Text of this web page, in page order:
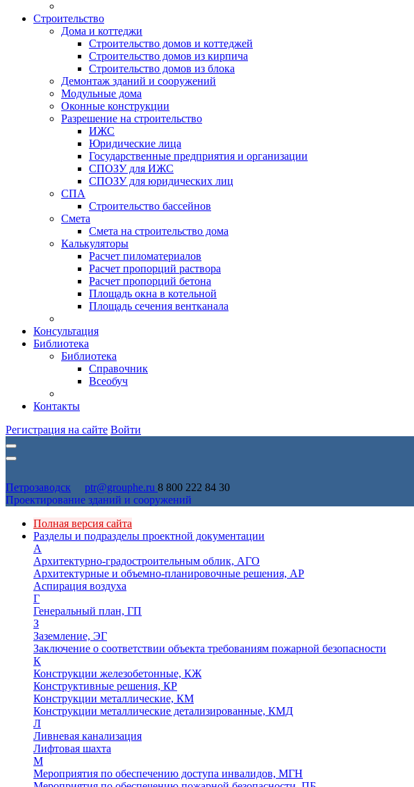
Строительство
Дома и коттеджи
Строительство домов и коттеджей
Строительство домов из кирпича
Строительство домов из блока
Демонтаж зданий и сооружений
Модульные дома
Оконные конструкции
Разрешение на строительство
ИЖС
Юридические лица
Государственные предприятия и организации
СПОЗУ для ИЖС
СПОЗУ для юридических лиц
СПА
Строительство бассейнов
Смета
Смета на строительство дома
Калькуляторы
Расчет пиломатериалов
Расчет пропорций раствора
Расчет пропорций бетона
Площадь окна в котельной
Площадь сечения вентканала
Консультация
Библиотека
Библиотека
Справочник
Всеобуч
Контакты
Регистрация на сайте Войти
Петрозаводск ptr@grouphe.ru 8 800 222 84 30
Проектирование зданий и сооружений
Полная версия сайта
Разделы и подразделы проектной документации
А
Архитектурно-градостроительным облик, АГО
Архитектурные и объемно-планировочные решения, АР
Аспирация воздуха
Г
Генеральный план, ГП
З
Заземление, ЭГ
Заключение о соответствии объекта требованиям пожарной безопасности
К
Конструкции железобетонные, КЖ
Конструктивные решения, КР
Конструкции металлические, КМ
Конструкции металлические детализированные, КМД
Л
Ливневая канализация
Лифтовая шахта
М
Мероприятия по обеспечению доступа инвалидов, МГН